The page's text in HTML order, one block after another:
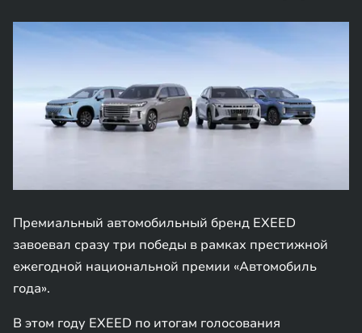
Премиальный автомобильный бренд EXEED
завоевал сразу три победы в рамках престижной
ежегодной национальной премии «Автомобиль
года».
В этом году EXEED по итогам голосования